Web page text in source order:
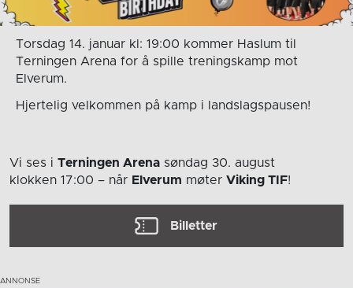
Torsdag 14. januar kl: 19:00 kommer Haslum til
Terningen Arena for å spille treningskamp mot
Elverum.
Hjertelig velkommen på kamp i landslagspausen!
Vi ses i Terningen Arena søndag 30. august
klokken 17:00 – når Elverum møter Viking TIF!
Billetter